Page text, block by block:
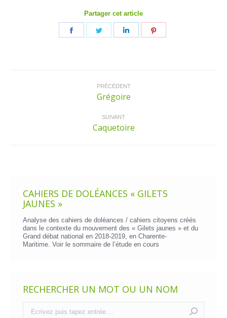
Partager cet article
Partager Partager Partager
PRÉCÉDENT
Article
précédent
Grégoire
SUIVANT
Article
:
Caquetoire
CAHIERS DE DOLÉANCES « GILETS
JAUNES »
Analyse des cahiers de doléances / cahiers citoyens créés
dans le contexte du mouvement des « Gilets jaunes » et du
Grand débat national en 2018-2019, en Charente-
Maritime. Voir le sommaire de l’étude en cours
RECHERCHER UN MOT OU UN NOM